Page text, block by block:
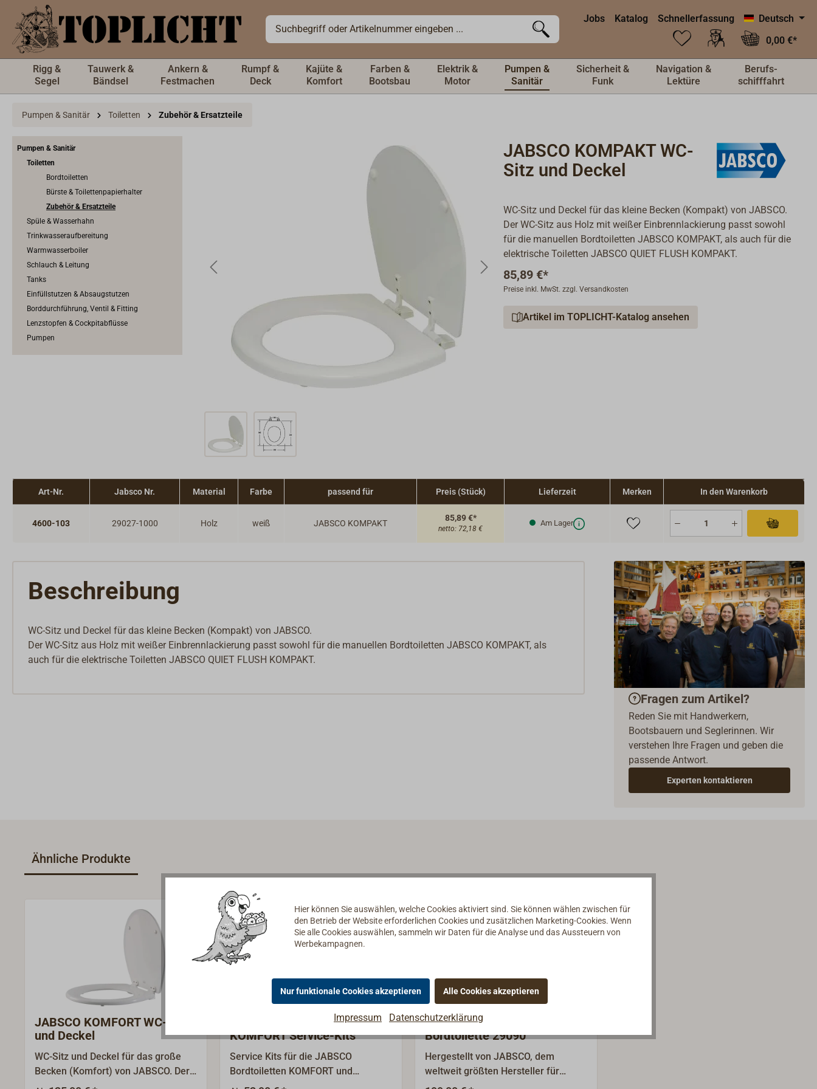
springen Jobs Katalog Schnellerfassung
Deutsch
0,00 €*
Rigg &
Segel
Tauwerk &
Bändsel
Ankern &
Festmachen
Rumpf &
Deck
Kajüte &
Komfort
Farben &
Bootsbau
Elektrik &
Motor
Pumpen &
Sanitär
Sicherheit &
Funk
Navigation &
Lektüre
Berufs-
schifffahrt
Pumpen & Sanitär Toiletten Zubehör & Ersatzteile
Pumpen & Sanitär
Toiletten
Bordtoiletten
Bürste & Toilettenpapierhalter
Zubehör & Ersatzteile
Spüle & Wasserhahn
Trinkwasseraufbereitung
Warmwasserboiler
Schlauch & Leitung
Tanks
Einfüllstutzen & Absaugstutzen
Borddurchführung, Ventil & Fitting
Lenzstopfen & Cockpitabflüsse
Pumpen
JABSCO KOMPAKT WC-
Sitz und Deckel
WC-Sitz und Deckel für das kleine Becken (Kompakt) von JABSCO.
Der WC-Sitz aus Holz mit weißer Einbrennlackierung passt sowohl
für die manuellen Bordtoiletten JABSCO KOMPAKT, als auch für die
elektrische Toiletten JABSCO QUIET FLUSH KOMPAKT.
85,89 €*
Preise inkl. MwSt. zzgl. Versandkosten
Artikel im TOPLICHT-Katalog ansehen
Art-Nr. Jabsco Nr. Material Farbe passend für Preis (Stück) Lieferzeit Merken In den Warenkorb
4600-103 29027-1000 Holz weiß JABSCO KOMPAKT
85,89 €*
netto: 72,18 €
Am Lager
Beschreibung
WC-Sitz und Deckel für das kleine Becken (Kompakt) von JABSCO.
Der WC-Sitz aus Holz mit weißer Einbrennlackierung passt sowohl für die manuellen Bordtoiletten JABSCO KOMPAKT, als
auch für die elektrische Toiletten JABSCO QUIET FLUSH KOMPAKT.
Fragen zum Artikel?
Reden Sie mit Handwerkern,
Bootsbauern und Seglerinnen. Wir
verstehen Ihre Fragen und geben die
passende Antwort.
Experten kontaktieren
Ähnliche Produkte
JABSCO KOMFORT WC-Sitz
und Deckel
WC-Sitz und Deckel für das große
Becken (Komfort) von JABSCO. Der
WC-Sitz aus Holz mit weißer
JABSCO KOMPAKT /
KOMFORT Service-Kits
Service Kits für die JABSCO
Bordtoiletten KOMFORT und
KOMPACT. Bitte beachten Sie das
JABSCO KOMPAKT
Bordtoilette 29090
Hergestellt von JABSCO, dem
weltweit größten Hersteller für
kleine Bordtoiletten -
Hier können Sie auswählen, welche Cookies aktiviert sind. Sie können wählen zwischen für
den Betrieb der Website erforderlichen Cookies und zusätzlichen Marketing-Cookies. Wenn
Sie alle Cookies auswählen, sammeln wir Daten für die Analyse und das Aussteuern von
Werbekampagnen.
Nur funktionale Cookies akzeptieren Alle Cookies akzeptieren
Impressum Datenschutzerklärung